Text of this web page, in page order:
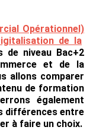
Opérationnel)
de la
niveau Bac+2
et de la
allons comparer
de formation
également
différences entre
à faire un choix.